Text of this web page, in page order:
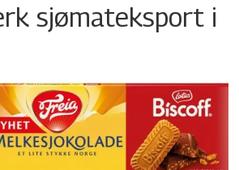
sjømateksport i